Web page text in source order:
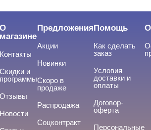
О
магазине
Контакты
Скидки и
программы
Отзывы
Новости
Предложения
Акции
Новинки
Скоро в
продаже
Распродажа
Соцконтракт
Помощь
Как сделать
заказ
Условия
доставки и
оплаты
Договор-
оферта
Персональные